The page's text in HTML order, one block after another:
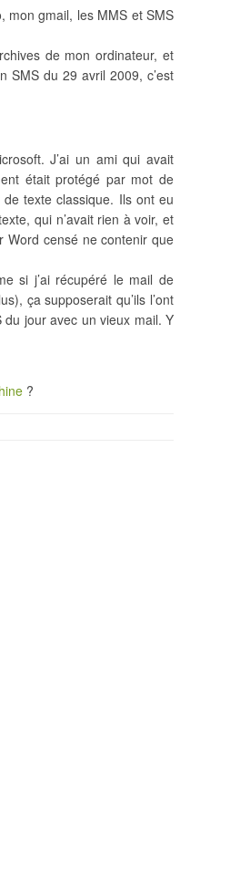
mon gmail, les MMS et SMS
de mon ordinateur, et
SMS du 29 avril 2009, c’est
J’ai un ami qui avait
était protégé par mot de
texte classique. Ils ont eu
qui n’avait rien à voir, et
Word censé ne contenir que
si j’ai récupéré le mail de
ça supposerait qu’ils l’ont
du jour avec un vieux mail. Y
?